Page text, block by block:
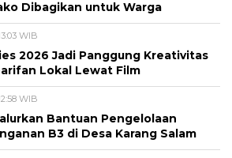
Dibagikan untuk Warga
WIB
2026 Jadi Panggung Kreativitas
Lokal Lewat Film
WIB
Bantuan Pengelolaan
B3 di Desa Karang Salam